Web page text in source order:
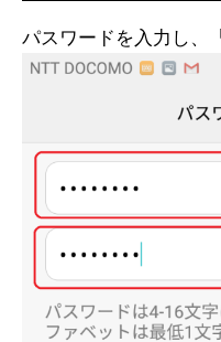
パスワードを入力し、「